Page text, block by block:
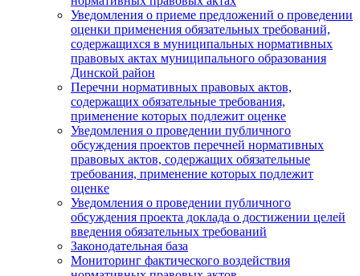
Уведомления о приеме предложений о проведении
оценки применения обязательных требований,
содержащихся в муниципальных нормативных
правовых актах муниципального образования
Динской район
Перечни нормативных правовых актов,
содержащих обязательные требования,
применение которых подлежит оценке
Уведомления о проведении публичного
обсуждения проектов перечней нормативных
правовых актов, содержащих обязательные
требования, применение которых подлежит
оценке
Уведомления о проведении публичного
обсуждения проекта доклада о достижении целей
введения обязательных требований
Законодательная база
Мониторинг фактического воздействия